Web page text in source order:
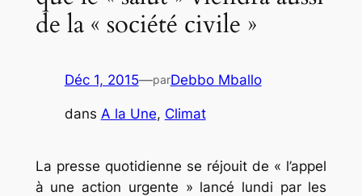
de la « société civile »
Déc 1, 2015—parDebbo Mballo
dans A la Une, Climat
La presse quotidienne se réjouit de « l’appel
à une action urgente » lancé lundi par les